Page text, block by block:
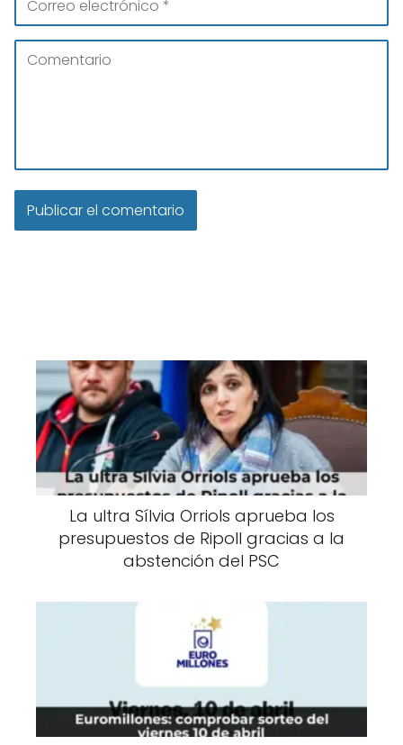
La ultra Sílvia Orriols aprueba los
presupuestos de Ripoll gracias a la
abstención del PSC